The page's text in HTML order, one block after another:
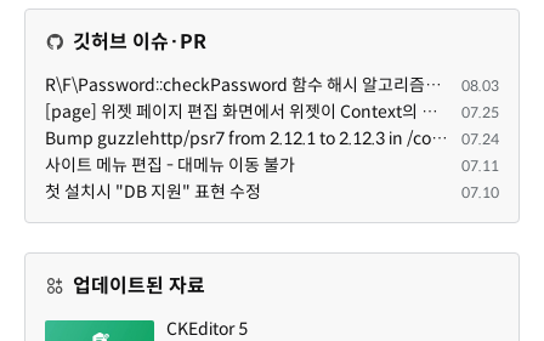
깃허브 이슈·PR
R\F\Password::checkPassword 함수 해시 알고리즘을 암시적으로 호출하는 경우 Argon2id 해시 비교 실패 08.03
[page] 위젯 페이지 편집 화면에서 위젯이 Context의 module_info를 덮어쓰면 저장이 ERR_ACT_IS_NOT_STANDALONE으로 실패 07.25
Bump guzzlehttp/psr7 from 2.12.1 to 2.12.3 in /common 07.24
사이트 메뉴 편집 - 대메뉴 이동 불가 07.11
첫 설치시 "DB 지원" 표현 수정 07.10
업데이트된 자료
CKEditor 5